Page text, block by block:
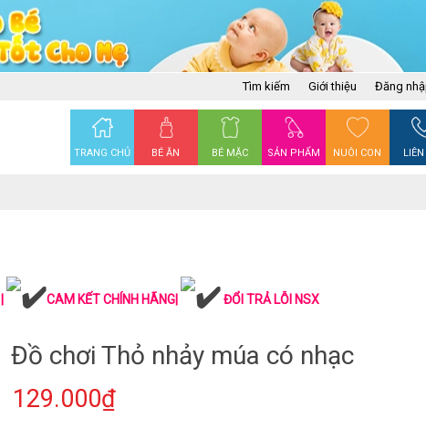
Tìm kiếm Giới thiệu Đăng
TRANG CHỦ BÉ ĂN BÉ MẶC SẢN PHẨM NUÔI CON
CAM KẾT CHÍNH HÃNG| ĐỔI TRẢ LỖI NSX
Đồ chơi Thỏ nhảy múa có nhạc
129.000₫